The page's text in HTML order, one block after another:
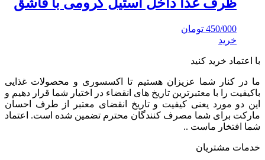
450/000 تومان
خرید
با اعتماد خرید کنید
ما در کنار شما عزیزان هستیم تا اکسسوری و محصولات غذایی
باکیفیت را با معتبرترین تاریخ های انقضاء در اختیار شما قرار دهیم و
این دو مورد یعنی کیفیت و تاریخ انقضای معتبر از طرف احسان
مارکت برای شما مصرف کنندگان محترم تضمین شده است. اعتماد
شما افتخار ماست ..
خدمات مشتریان